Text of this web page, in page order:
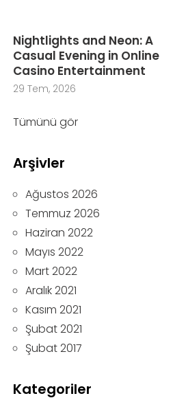
Nightlights and Neon: A
Casual Evening in Online
Casino Entertainment
29 Tem, 2026
Tümünü gör
Arşivler
Ağustos 2026
Temmuz 2026
Haziran 2022
Mayıs 2022
Mart 2022
Aralık 2021
Kasım 2021
Şubat 2021
Şubat 2017
Kategoriler